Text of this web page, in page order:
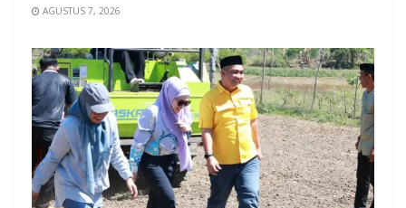
AGUSTUS 7, 2026